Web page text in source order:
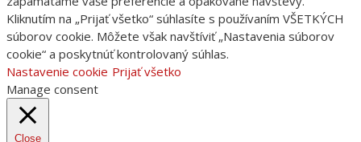
Kliknutím na „Prijať všetko“ súhlasíte s používaním VŠETKÝCH
súborov cookie. Môžete však navštíviť „Nastavenia súborov
cookie“ a poskytnúť kontrolovaný súhlas.
Nastavenie cookie Prijať všetko
Manage consent
Close